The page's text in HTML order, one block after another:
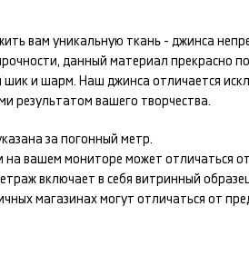
вам уникальную ткань - джинса
данный материал прекрасно
шик и шарм. Наш джинса отличается
результатом вашего творчества.
за погонный метр.
на вашем мониторе может отличаться
включает в себя витринный
магазинах могут отличаться от